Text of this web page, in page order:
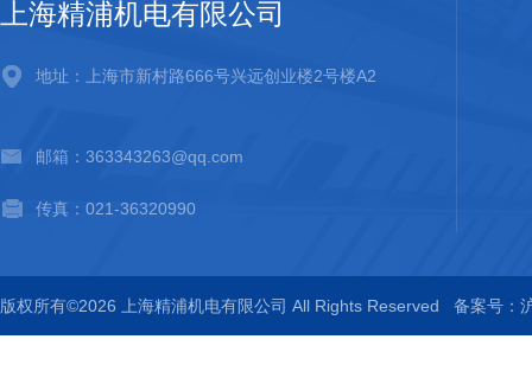
上海精浦机电有限公司
地址：上海市新村路666号兴远创业楼2号楼A2
邮箱：363343263@qq.com
传真：021-36320990
版权所有©2026 上海精浦机电有限公司 All Rights Reserved 备案号：